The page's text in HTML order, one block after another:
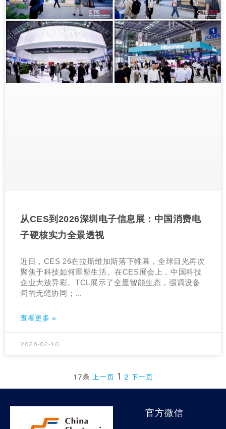
从CES到2026深圳电子信息展：中国消费电
子硬核实力全景透视
近日，CES 26在拉斯维加斯落下帷幕，全球目光再次
聚焦于科技如何重塑生活。在CES展会上，中国科技
企业大放异彩。TCL展示了全屋智能生态，强调设备
间的无缝协同；...
查看更多 »
2026-02-10
17条 上一页 1 2 下一页
官方微信